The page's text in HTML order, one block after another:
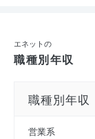
エネットの
職種別年収
職種別年収
営業系